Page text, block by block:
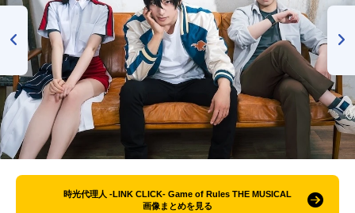
時光代理人 -LINK CLICK- Game of Rules THE MUSICAL
画像まとめを見る